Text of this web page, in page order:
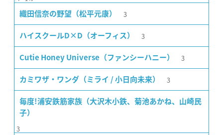
織田信奈の野望（松平元康） 3
ハイスクールD×D（オーフィス） 3
Cutie Honey Universe（ファンシーハニー） 3
カミワザ・ワンダ（ミライ / 小日向未来） 3
毎度!浦安鉄筋家族（大沢木小鉄、菊池あかね、山崎民
子）
3